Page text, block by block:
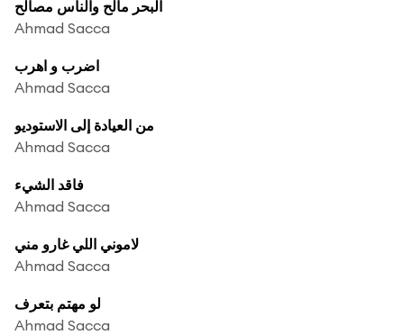
البحر مالح والناس مصالح
Ahmad Sacca
اضرب و اهرب
Ahmad Sacca
من العيادة إلى الاستوديو
Ahmad Sacca
فاقد الشيء
Ahmad Sacca
لاموني اللي غارو مني
Ahmad Sacca
لو مهتم بتعرف
Ahmad Sacca